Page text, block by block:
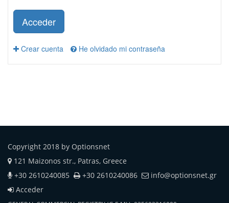
Acceder
Crear cuenta He olvidado mi contraseña
Copyright 2018 by Optionsnet
121 Maizonos str., Patras, Greece
+30 2610240085
+30 2610240086
info@optionsnet.gr
Acceder